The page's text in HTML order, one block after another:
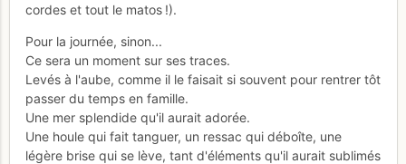
cordes et tout le matos !).
Pour la journée, sinon...
Ce sera un moment sur ses traces.
Levés à l'aube, comme il le faisait si souvent pour rentrer tôt
passer du temps en famille.
Une mer splendide qu'il aurait adorée.
Une houle qui fait tanguer, un ressac qui déboîte, une
légère brise qui se lève, tant d'éléments qu'il aurait sublimés